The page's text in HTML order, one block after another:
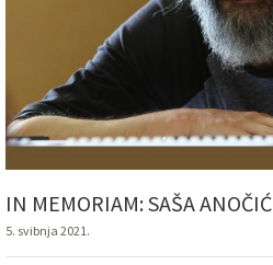
IN MEMORIAM: SAŠA ANOČIĆ
5. svibnja 2021.